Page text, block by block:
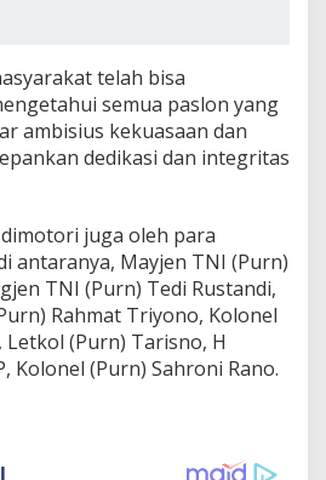
telah bisa
semua paslon yang
ambisius kekuasaan dan
dedikasi dan integritas
juga oleh para
antaranya, Mayjen TNI (Purn)
TNI (Purn) Tedi Rustandi,
Rahmat Triyono, Kolonel
Letkol (Purn) Tarisno, H
Kolonel (Purn) Sahroni Rano.